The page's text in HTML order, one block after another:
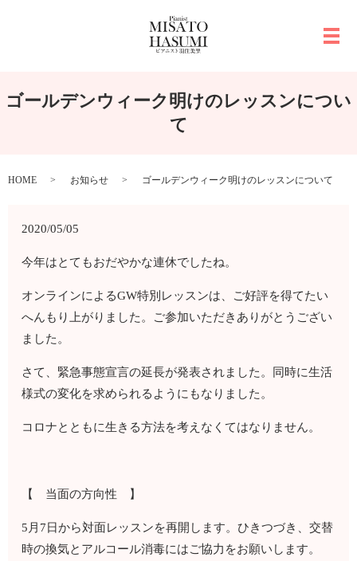
メ
ゴールデンウィーク明けのレッスンについ
て
HOME お知らせ ゴールデンウィーク明けのレッスンについて
2020/05/05
今年はとてもおだやかな連休でしたね。
オンラインによるGW特別レッスンは、ご好評を得てたい
へんもり上がりました。ご参加いただきありがとうござい
ました。
さて、緊急事態宣言の延長が発表されました。同時に生活
様式の変化を求められるようにもなりました。
コロナとともに生きる方法を考えなくてはなりません。
【 当面の方向性 】
5月7日から対面レッスンを再開します。ひきつづき、交替
時の換気とアルコール消毒にはご協力をお願いします。